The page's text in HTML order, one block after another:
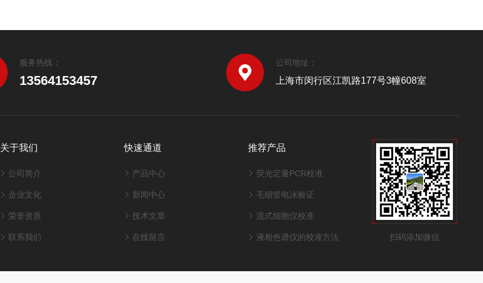
服务热线：
13564153457
公司地址：
上海市闵行区江凯路177号3幢608室
关于我们
公司简介
企业文化
荣誉资质
联系我们
快速通道
产品中心
新闻中心
技术文章
在线留言
推荐产品
荧光定量PCR校准
毛细管电泳验证
流式细胞仪校准
液相色谱仪的校准方法 扫码添加微信